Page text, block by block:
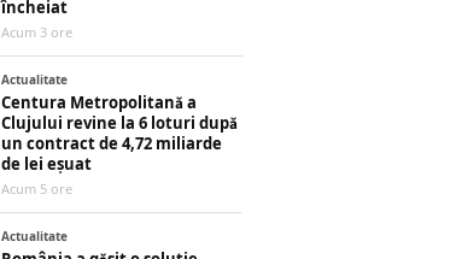
încheiat
Acum 3 ore
Actualitate
Centura Metropolitană a
Clujului revine la 6 loturi după
un contract de 4,72 miliarde
de lei eșuat
Acum 5 ore
Actualitate